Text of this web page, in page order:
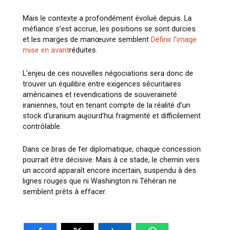
Mais le contexte a profondément évolué depuis. La
méfiance s’est accrue, les positions se sont durcies
et les marges de manœuvre semblent Définir l’image
mise en avantréduites.
L’enjeu de ces nouvelles négociations sera donc de
trouver un équilibre entre exigences sécuritaires
américaines et revendications de souveraineté
iraniennes, tout en tenant compte de la réalité d’un
stock d’uranium aujourd’hui fragmenté et difficilement
contrôlable.
Dans ce bras de fer diplomatique, chaque concession
pourrait être décisive. Mais à ce stade, le chemin vers
un accord apparaît encore incertain, suspendu à des
lignes rouges que ni Washington ni Téhéran ne
semblent prêts à effacer.